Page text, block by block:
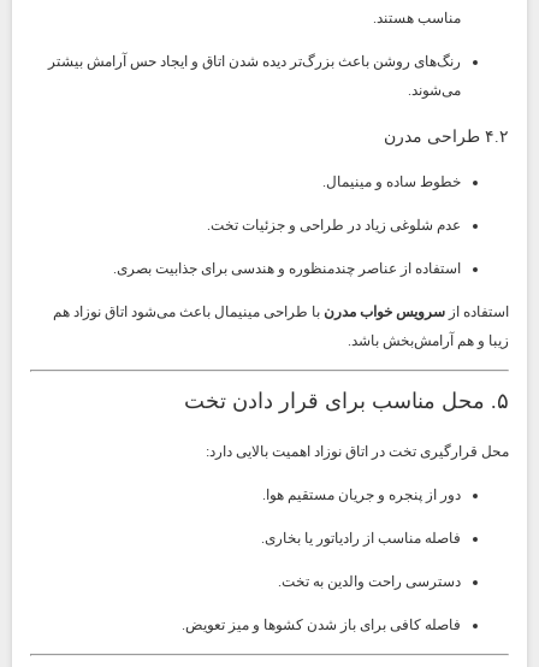
مناسب هستند.
رنگ‌های روشن باعث بزرگ‌تر دیده شدن اتاق و ایجاد حس آرامش بیشتر
می‌شوند.
۴.۲ طراحی مدرن
خطوط ساده و مینیمال.
عدم شلوغی زیاد در طراحی و جزئیات تخت.
استفاده از عناصر چندمنظوره و هندسی برای جذابیت بصری.
استفاده ازسرویس خواب مدرنبا طراحی مینیمال باعث می‌شود اتاق نوزاد هم
زیبا و هم آرامش‌بخش باشد.
۵. محل مناسب برای قرار دادن تخت
محل قرارگیری تخت در اتاق نوزاد اهمیت بالایی دارد:
دور از پنجره و جریان مستقیم هوا.
فاصله مناسب از رادیاتور یا بخاری.
دسترسی راحت والدین به تخت.
فاصله کافی برای باز شدن کشوها و میز تعویض.